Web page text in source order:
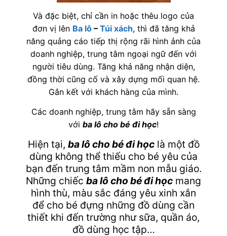
Và đặc biệt, chỉ cần in hoặc thêu logo của
đơn vị lên Ba lô– Túi xách, thì đã tăng khả
năng quảng cáo tiếp thị rộng rãi hình ảnh của
doanh nghiệp, trung tâm ngoại ngữ đến với
người tiêu dùng. Tăng khả năng nhận diện,
đồng thời cũng cố và xây dựng mối quan hệ.
Gắn kết với khách hàng của mình.
Các doanh nghiệp, trung tâm hãy sẵn sàng
với ba lô cho bé đi học!
Hiện tại, ba lô cho bé đi họclà một đồ
dùng không thể thiếu cho bé yêu của
bạn đến trung tâm mầm non mẫu giáo.
Những chiếc ba lô cho bé đi học mang
hình thù, màu sắc đáng yêu xinh xắn
để cho bé đựng những đồ dùng cần
thiết khi đến trường như sữa, quần áo,
đồ dùng học tập…